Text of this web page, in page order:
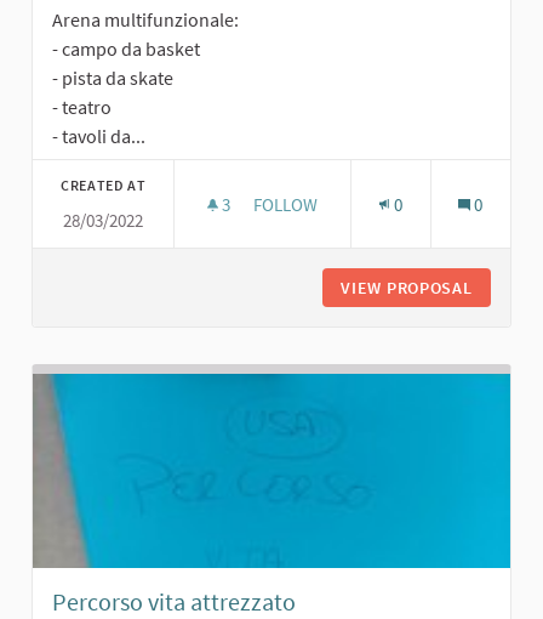
Arena multifunzionale:
- campo da basket
- pista da skate
- teatro
- tavoli da...
CREATED AT
28/03/2022
3 3 FOLLOWERS
FOLLOW 0 0
VIEW PROPOSAL
Percorso vita attrezzato